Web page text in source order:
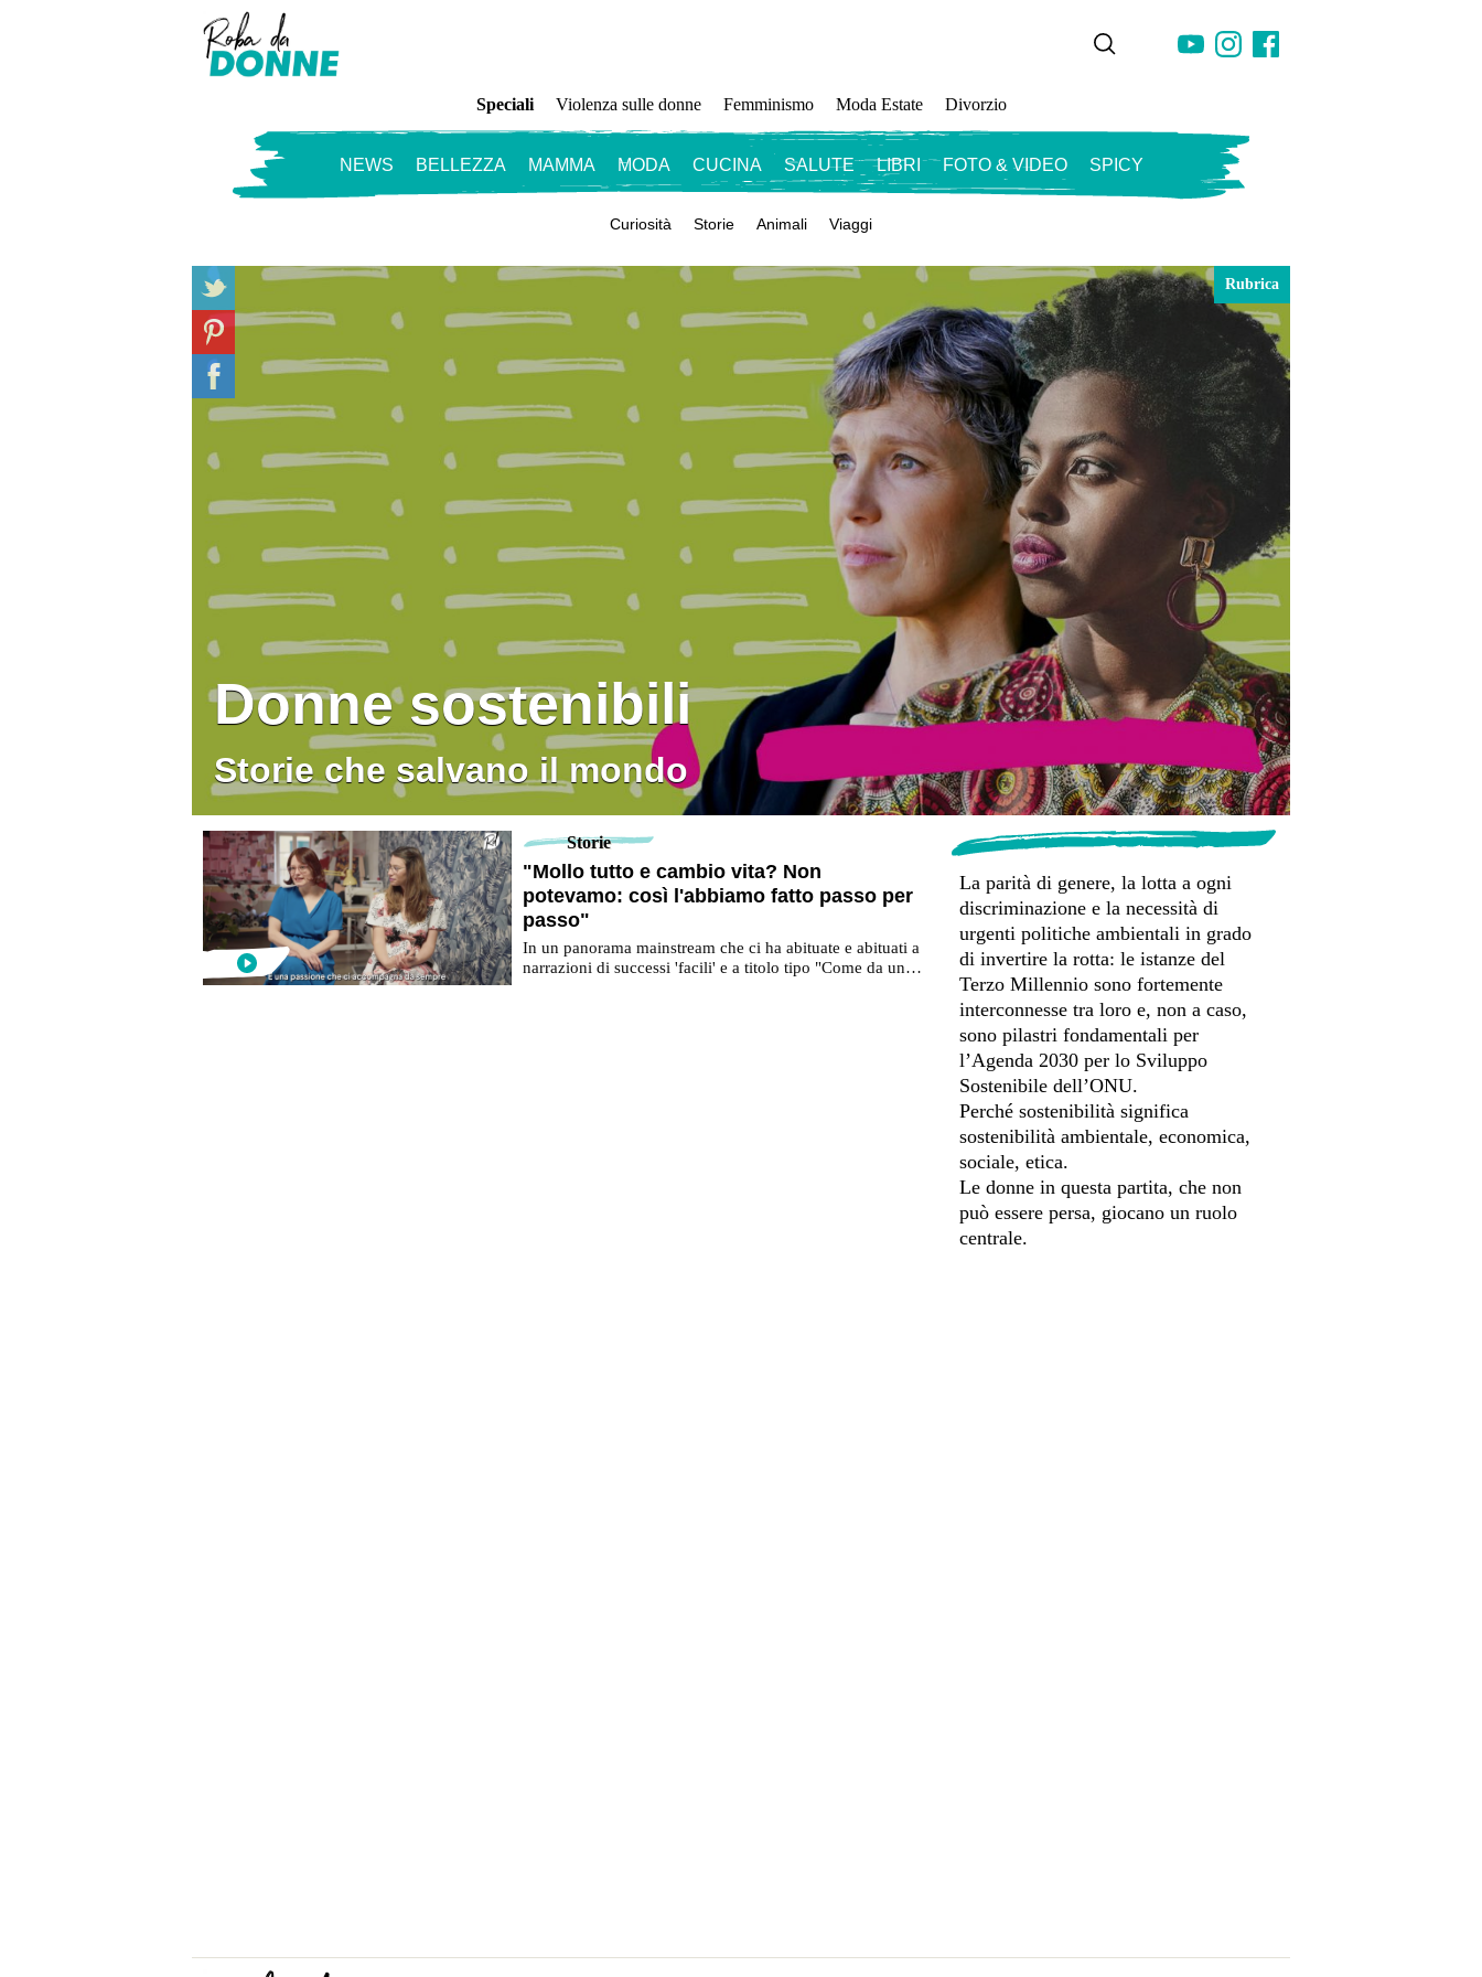
Speciali Violenza sulle donne Femminismo Moda Estate Divorzio
NEWS BELLEZZA MAMMA MODA CUCINA SALUTE LIBRI FOTO & VIDEO SPICY
Curiosità Storie Animali Viaggi
Rubrica
Donne sostenibili
Storie che salvano il mondo
Storie
"Mollo tutto e cambio vita? Non
potevamo: così l'abbiamo fatto passo per
passo"
In un panorama mainstream che ci ha abituate e abituati a
narrazioni di successi 'facili' e a titolo tipo "Come da una
La parità di genere, la lotta a ogni
discriminazione e la necessità di
urgenti politiche ambientali in grado
di invertire la rotta: le istanze del
Terzo Millennio sono fortemente
interconnesse tra loro e, non a caso,
sono pilastri fondamentali per
l’Agenda 2030 per lo Sviluppo
Sostenibile dell’ONU.
Perché sostenibilità significa
sostenibilità ambientale, economica,
sociale, etica.
Le donne in questa partita, che non
può essere persa, giocano un ruolo
centrale.